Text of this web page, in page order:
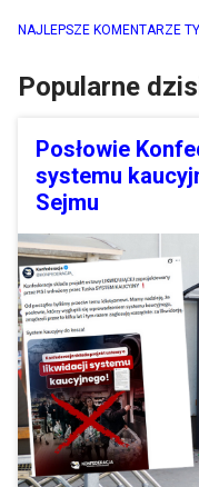
NAJLEPSZE KOMENTARZE
Popularne
Posłowie
systemu
Sejmu